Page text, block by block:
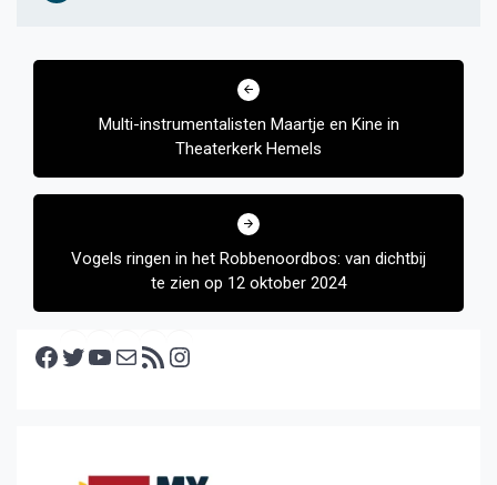
Bericht
Multi-instrumentalisten Maartje en Kine in
Theaterkerk Hemels
Vogels ringen in het Robbenoordbos: van dichtbij
te zien op 12 oktober 2024
Facebook Twitter YouTube E-mail RSS feed